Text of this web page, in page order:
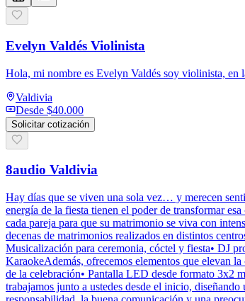
Evelyn Valdés Violinista
Hola, mi nombre es Evelyn Valdés soy violinista, en
Valdivia
Desde $40.000
Solicitar cotización
8audio Valdivia
Hay días que se viven una sola vez… y merecen
energía de la fiesta tienen el poder de transformar
cada pareja para que su matrimonio se viva con
decenas de matrimonios realizados en distintos
Musicalización para ceremonia, cóctel y fiesta• DJ
KaraokeAdemás, ofrecemos elementos que elevan
de la celebración• Pantalla LED desde formato 3x2
trabajamos junto a ustedes desde el inicio,